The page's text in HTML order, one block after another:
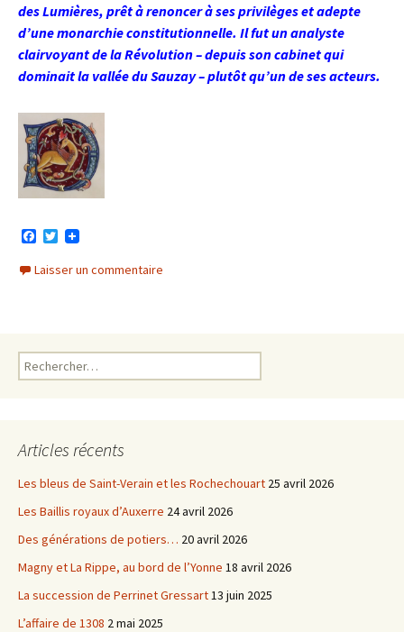
des Lumières, prêt à renoncer à ses privilèges et adepte
d’une monarchie constitutionnelle. Il fut un analyste
clairvoyant de la Révolution – depuis son cabinet qui
dominait la vallée du Sauzay – plutôt qu’un de ses acteurs.
c
e
T
i
t
Laisser un commentaire
Rechercher :
Articles récents
Les bleus de Saint-Verain et les Rochechouart 25 avril 2026
Les Baillis royaux d’Auxerre 24 avril 2026
Des générations de potiers… 20 avril 2026
Magny et La Rippe, au bord de l’Yonne 18 avril 2026
La succession de Perrinet Gressart13 juin 2025
L’affaire de 1308 2 mai 2025